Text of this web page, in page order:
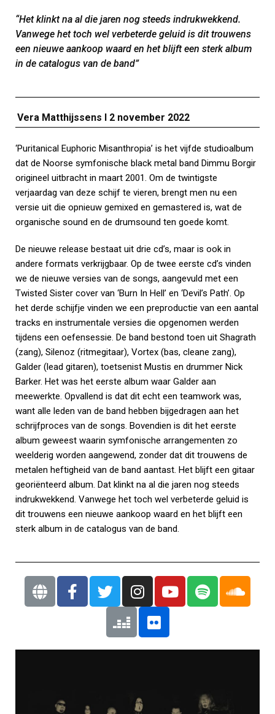
“Het klinkt na al die jaren nog steeds indrukwekkend.
Vanwege het toch wel verbeterde geluid is dit trouwens
een nieuwe aankoop waard en het blijft een sterk album
in de catalogus van de band”
Vera Matthijssens I 2 november 2022
‘Puritanical Euphoric Misanthropia’ is het vijfde studioalbum
dat de Noorse symfonische black metal band Dimmu Borgir
origineel uitbracht in maart 2001. Om de twintigste
verjaardag van deze schijf te vieren, brengt men nu een
versie uit die opnieuw gemixed en gemastered is, wat de
organische sound en de drumsound ten goede komt.
De nieuwe release bestaat uit drie cd’s, maar is ook in
andere formats verkrijgbaar. Op de twee eerste cd’s vinden
we de nieuwe versies van de songs, aangevuld met een
Twisted Sister cover van ‘Burn In Hell’ en ‘Devil’s Path’. Op
het derde schijfje vinden we een preproductie van een aantal
tracks en instrumentale versies die opgenomen werden
tijdens een oefensessie. De band bestond toen uit Shagrath
(zang), Silenoz (ritmegitaar), Vortex (bas, cleane zang),
Galder (lead gitaren), toetsenist Mustis en drummer Nick
Barker. Het was het eerste album waar Galder aan
meewerkte. Opvallend is dat dit echt een teamwork was,
want alle leden van de band hebben bijgedragen aan het
schrijfproces van de songs. Bovendien is dit het eerste
album geweest waarin symfonische arrangementen zo
weelderig worden aangewend, zonder dat dit trouwens de
metalen heftigheid van de band aantast. Het blijft een gitaar
georiënteerd album. Dat klinkt na al die jaren nog steeds
indrukwekkend. Vanwege het toch wel verbeterde geluid is
dit trouwens een nieuwe aankoop waard en het blijft een
sterk album in de catalogus van de band.